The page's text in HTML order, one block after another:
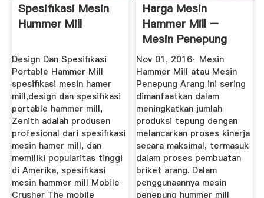
Spesifikasi Mesin
Hummer Mill
Design Dan Spesifikasi
Portable Hammer Mill
spesifikasi mesin hamer
mill,design dan spesifikasi
portable hammer mill,
Zenith adalah produsen
profesional dari spesifikasi
mesin hamer mill, dan
memiliki popularitas tinggi
di Amerika, spesifikasi
mesin hammer mill Mobile
Crusher The mobile
Harga Mesin
Hammer Mill –
Mesin Penepung
Arang
Nov 01, 2016· Mesin
Hammer Mill atau Mesin
Penepung Arang ini sering
dimanfaatkan dalam
meningkatkan jumlah
produksi tepung dengan
melancarkan proses kinerja
secara maksimal, termasuk
dalam proses pembuatan
briket arang. Dalam
penggunaannya mesin
penepung hummer mill